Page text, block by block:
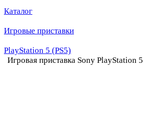
Каталог
Игровые приставки
PlayStation 5 (PS5)
Игровая приставка Sony PlayStation 5